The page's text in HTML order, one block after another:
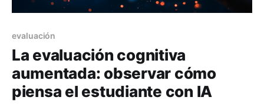
evaluación
La evaluación cognitiva
aumentada: observar cómo
piensa el estudiante con IA